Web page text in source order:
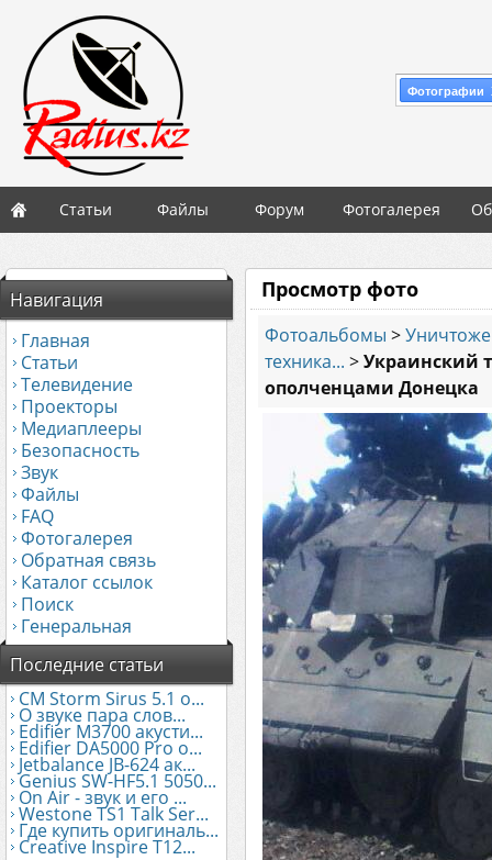
Фотографии
Статьи Файлы Форум Фотогалерея
Навигация
Главная
Статьи
Телевидение
Проекторы
Медиаплееры
Безопасность
Звук
Файлы
FAQ
Фотогалерея
Обратная связь
Каталог ссылок
Поиск
Генеральная
Последние статьи
CM Storm Sirus 5.1 о...
О звуке пара слов...
Edifier М3700 акусти...
Edifier DA5000 Pro о...
Jetbalance JB-624 ак...
Genius SW-HF5.1 5050...
On Air - звук и его ...
Westone TS1 Talk Ser...
Где купить оригиналь...
Creative Inspire T12...
Просмотр фото
Фотоальбомы >
техника... >Украинский
ополченцами Донецка